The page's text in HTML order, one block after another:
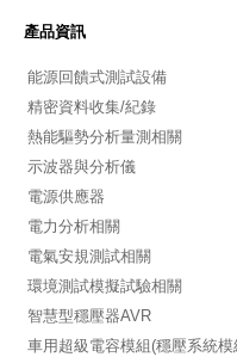
產品資訊
能源回饋式測試設備
精密資料收集/紀錄
熱能驅勢分析量測相關
示波器與分析儀
電源供應器
電力分析相關
電氣安規測試相關
環境測試模擬試驗相關
智慧型穩壓器AVR
車用超級電容模組(穩壓系統模